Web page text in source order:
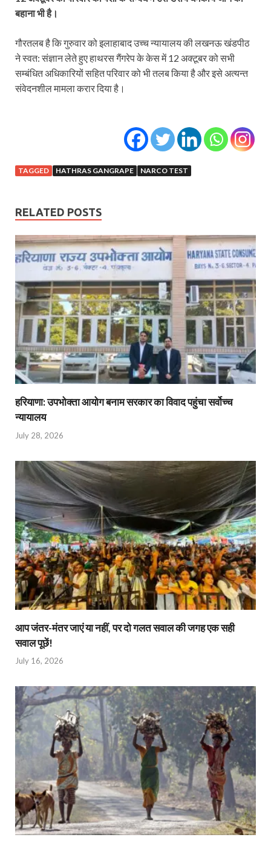
बहाना भी है।
गौरतलब है कि गुरुवार को इलाहाबाद उच्‍च न्‍यायालय की लखनऊ खंडपीठ
ने स्‍वत: संज्ञान लेते हुए हाथरस गैंगरेप के केस में 12 अक्‍टूबर को सभी
सम्‍बंधित अधिकारियों सहित परिवार को भी तलब किया है और इसे अत्‍यन्‍त
संवेदनशील मामला करार दिया है।
TAGGED HATHRAS GANGRAPE NARCO TEST
RELATED POSTS
हरियाणा: उपभोक्ता आयोग बनाम सरकार का विवाद पहुंचा सर्वोच्च
न्यायालय
July 28, 2026
आप जंतर-मंतर जाएं या नहीं, पर दो गलत सवाल की जगह एक सही
सवाल पूछें!
July 16, 2026